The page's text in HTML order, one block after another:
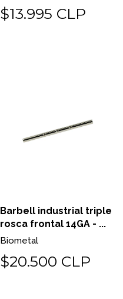
$13.995 CLP
Barbell industrial triple
rosca frontal 14GA - ...
Biometal
$20.500 CLP